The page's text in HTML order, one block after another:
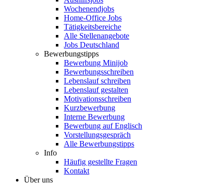
Wochenendjobs
Home-Office Jobs
Tätigkeitsbereiche
Alle Stellenangebote
Jobs Deutschland
Bewerbungstipps
Bewerbung Minijob
Bewerbungsschreiben
Lebenslauf schreiben
Lebenslauf gestalten
Motivationsschreiben
Kurzbewerbung
Interne Bewerbung
Bewerbung auf Englisch
Vorstellungsgespräch
Alle Bewerbungstipps
Info
Häufig gestellte Fragen
Kontakt
Über uns